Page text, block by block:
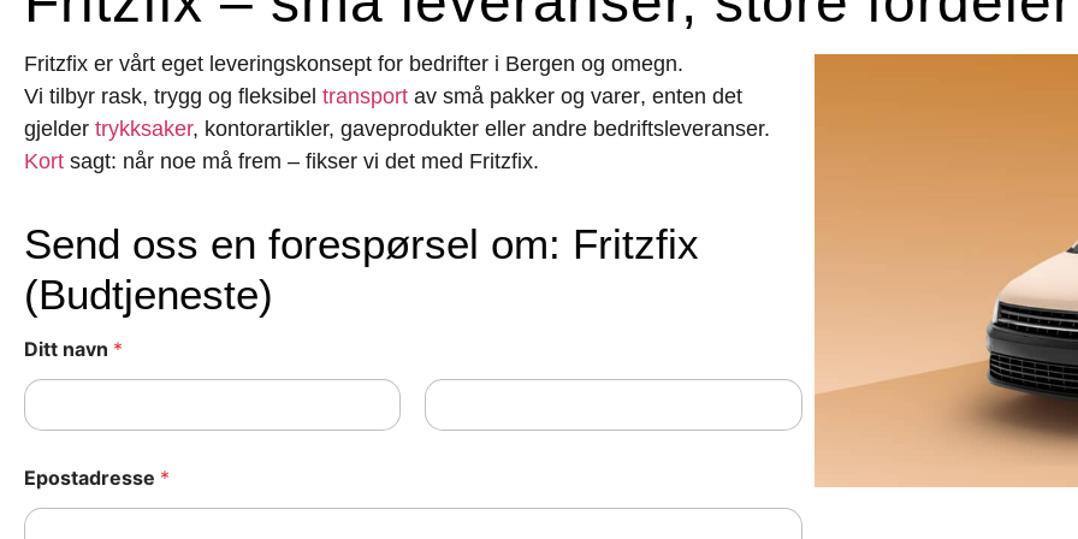
Fritzfix er vårt eget leveringskonsept for bedrifter i Bergen og omegn.
Vi tilbyr rask, trygg og fleksibel transport av små pakker og varer, enten det
gjelder trykksaker, kontorartikler, gaveprodukter eller andre bedriftsleveranser.
Kort sagt: når noe må frem – fikser vi det med Fritzfix.
Send oss en forespørsel om: Fritzfix
(Budtjeneste)
Ditt navn *
Epostadresse *